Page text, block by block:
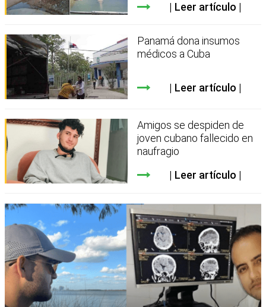
Leer artículo
Panamá dona insumos
médicos a Cuba
Leer artículo
Amigos se despiden de
joven cubano fallecido en
naufragio
Leer artículo